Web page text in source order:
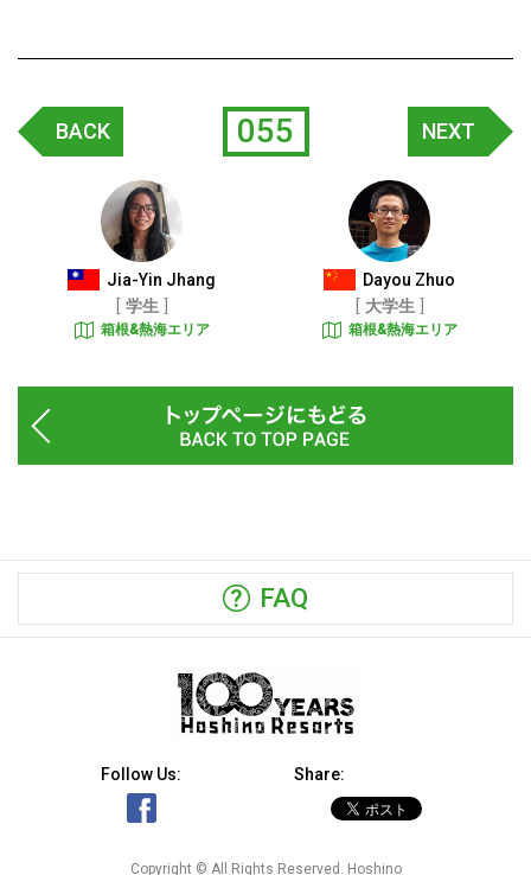
BACK
Jia-Yin Jhang
学生
箱根&熱海エリア
055 NEXT
Dayou Zhuo
大学生
箱根&熱海エリア
FAQ
Follow Us: Share:
Copyright © All Rights Reserved. Hoshino